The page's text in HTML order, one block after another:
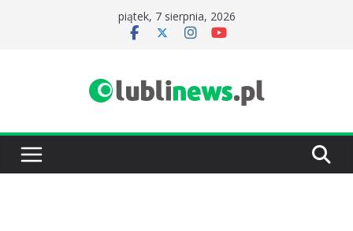
piątek, 7 sierpnia, 2026